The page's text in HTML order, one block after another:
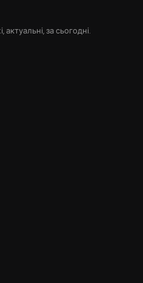
актуальні, за сьогодні.